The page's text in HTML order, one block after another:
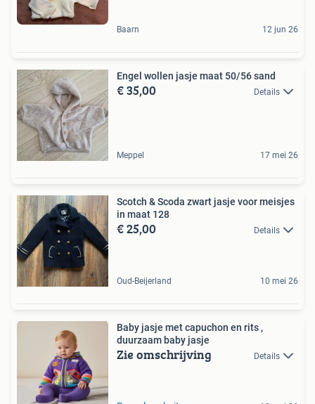
Baarn 12 jun 26
Engel wollen jasje maat 50/56 sand
€ 35,00 Details
Meppel 17 mei 26
Scotch & Scoda zwart jasje voor meisjes
in maat 128
€ 25,00 Details
Oud-Beijerland 10 mei 26
Baby jasje met capuchon en rits ,
duurzaam baby jasje
Zie omschrijving Details